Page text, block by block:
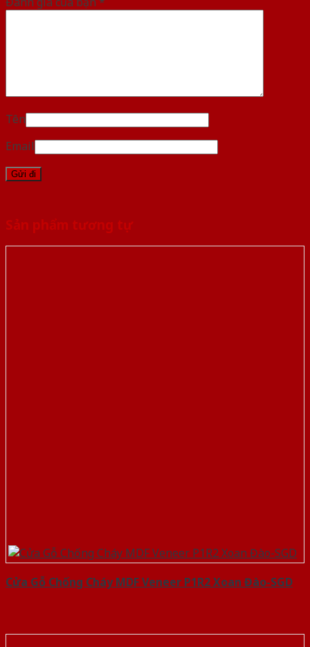
Tên
Email
Sản phẩm tương tự
Cửa Gỗ Chống Cháy MDF Veneer P1R2 Xoan Đào-SGD